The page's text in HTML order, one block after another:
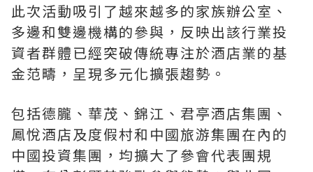
此次活動吸引了越來越多的家族辦公室、
多邊和雙邊機構的參與，反映出該行業投
資者群體已經突破傳統專注於酒店業的基
金范疇，呈現多元化擴張趨勢。
包括德朧、華茂、錦江、君亭酒店集團、
鳳悅酒店及度假村和中國旅游集團在內的
中國投資集團，均擴大了參會代表團規